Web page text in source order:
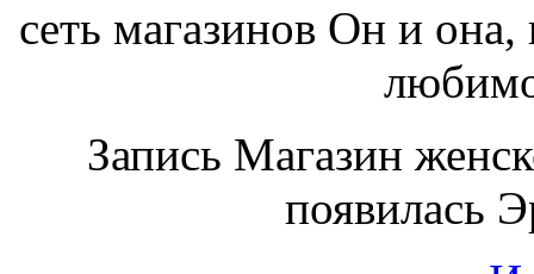
сеть магазинов Он и
Запись Магазин
появилась